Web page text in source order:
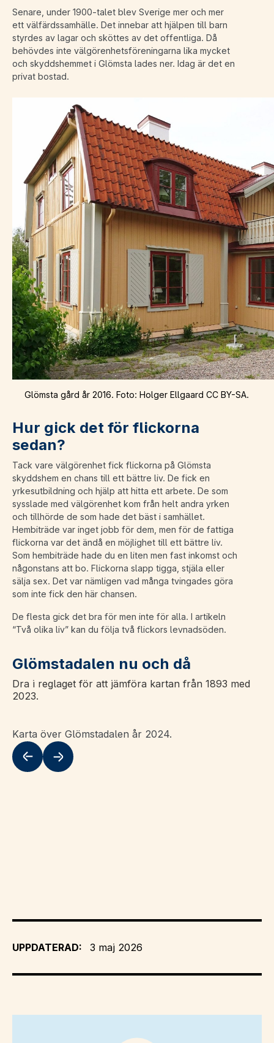
Senare, under 1900-talet blev Sverige mer och mer
ett välfärdssamhälle. Det innebar att hjälpen till barn
styrdes av lagar och sköttes av det offentliga. Då
behövdes inte välgörenhetsföreningarna lika mycket
och skyddshemmet i Glömsta lades ner. Idag är det en
privat bostad.
Glömsta gård år 2016. Foto: Holger Ellgaard CC BY-SA.
Hur gick det för flickorna
sedan?
Tack vare välgörenhet fick flickorna på Glömsta
skyddshem en chans till ett bättre liv. De fick en
yrkesutbildning och hjälp att hitta ett arbete. De som
sysslade med välgörenhet kom från helt andra yrken
och tillhörde de som hade det bäst i samhället.
Hembiträde var inget jobb för dem, men för de fattiga
flickorna var det ändå en möjlighet till ett bättre liv.
Som hembiträde hade du en liten men fast inkomst och
någonstans att bo. Flickorna slapp tigga, stjäla eller
sälja sex. Det var nämligen vad många tvingades göra
som inte fick den här chansen.
De flesta gick det bra för men inte för alla. I artikeln
“Två olika liv” kan du följa två flickors levnadsöden.
Glömstadalen nu och då
Dra i reglaget för att jämföra kartan från 1893 med
2023.
Karta över Glömstadalen år 2024.
Flytta till vänster
Flytta till höger
UPPDATERAD: 3 maj 2026